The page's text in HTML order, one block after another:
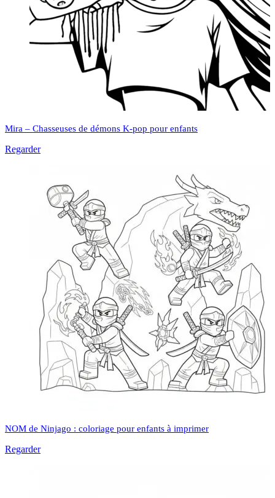
Mira – Chasseuses de démons K-pop pour enfants
Regarder
NOM de Ninjago : coloriage pour enfants à imprimer
Regarder